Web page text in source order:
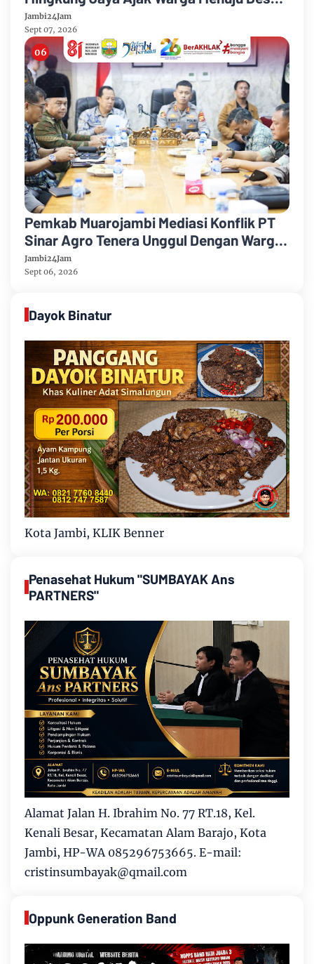
Mandiri 2026
Jambi24Jam
Sept 07, 2026
Pemkab Muarojambi Mediasi Konflik PT
Sinar Agro Tenera Unggul Dengan Warga
Sipin Teluk Duren
Jambi24Jam
Sept 06, 2026
Dayok Binatur
Kota Jambi, KLIK Benner
Penasehat Hukum "SUMBAYAK Ans
PARTNERS"
Alamat Jalan H. Ibrahim No. 77 RT.18, Kel.
Kenali Besar, Kecamatan Alam Barajo, Kota
Jambi, HP-WA 085296753665. E-mail:
cristinsumbayak@qmail.com
Oppunk Generation Band